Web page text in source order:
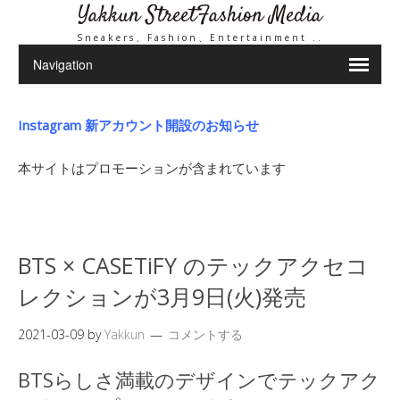
Yakkun StreetFashion Media
Sneakers、Fashion、Entertainment ..
Instagram 新アカウント開設のお知らせ
本サイトはプロモーションが含まれています
BTS × CASETiFY のテックアクセコ
レクションが3月9日(火)発売
2021-03-09 byYakkun コメントする
BTSらしさ満載のデザインでテックアク